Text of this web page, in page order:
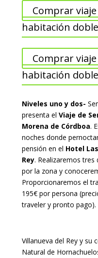
Comprar
habitación doble
Comprar
habitación
Niveles uno y dos-
presenta el Viaje de
Morena de Córdboa.
noches donde
pensión en el Hotel
Rey. Realizaremos tres
por la zona y
Proporcionaremos el
195€ por persona
traveler y pronto pago).
Villanueva del Rey y su
Natural de